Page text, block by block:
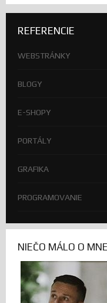
REFERENCIE
WEBSTRÁNKY
BLOGY
E-SHOPY
PORTÁLY
GRAFIKA
PROGRAMOVANIE
NIEČO MÁLO O MNE